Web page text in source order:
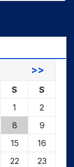
>>
S
S
1
2
8
9
15
16
22
23